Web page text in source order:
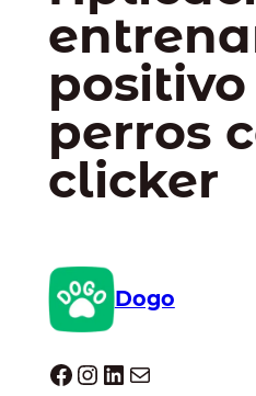
perros
clicker
Dogo
Dogo facebook InstagramLinkedIn Correo electrónico